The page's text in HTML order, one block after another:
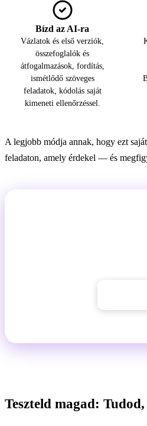
Bízd az AI-ra
Vázlatok és első verziók,
összefoglalók és
átfogalmazások, fordítás,
ismétlődő szöveges
feladatok, kódolás saját
kimeneti ellenőrzéssel.
A legjobb módja annak, hogy ezt
feladaton, amely érdekel — és
Teszteld magad: